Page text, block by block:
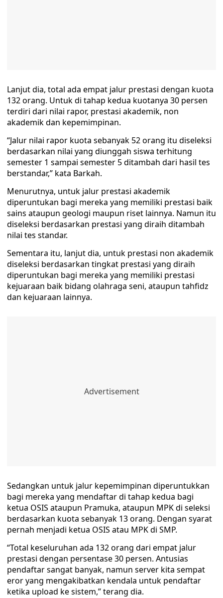
Lanjut dia, total ada empat jalur prestasi dengan kuota
132 orang. Untuk di tahap kedua kuotanya 30 persen
terdiri dari nilai rapor, prestasi akademik, non
akademik dan kepemimpinan.
“Jalur nilai rapor kuota sebanyak 52 orang itu diseleksi
berdasarkan nilai yang diunggah siswa terhitung
semester 1 sampai semester 5 ditambah dari hasil tes
berstandar,” kata Barkah.
Menurutnya, untuk jalur prestasi akademik
diperuntukan bagi mereka yang memiliki prestasi baik
sains ataupun geologi maupun riset lainnya. Namun itu
diseleksi berdasarkan prestasi yang diraih ditambah
nilai tes standar.
Sementara itu, lanjut dia, untuk prestasi non akademik
diseleksi berdasarkan tingkat prestasi yang diraih
diperuntukan bagi mereka yang memiliki prestasi
kejuaraan baik bidang olahraga seni, ataupun tahfidz
dan kejuaraan lainnya.
Sedangkan untuk jalur kepemimpinan diperuntukkan
bagi mereka yang mendaftar di tahap kedua bagi
ketua OSIS ataupun Pramuka, ataupun MPK di seleksi
berdasarkan kuota sebanyak 13 orang. Dengan syarat
pernah menjadi ketua OSIS atau MPK di SMP.
“Total keseluruhan ada 132 orang dari empat jalur
prestasi dengan persentase 30 persen. Antusias
pendaftar sangat banyak, namun server kita sempat
eror yang mengakibatkan kendala untuk pendaftar
ketika upload ke sistem,” terang dia.